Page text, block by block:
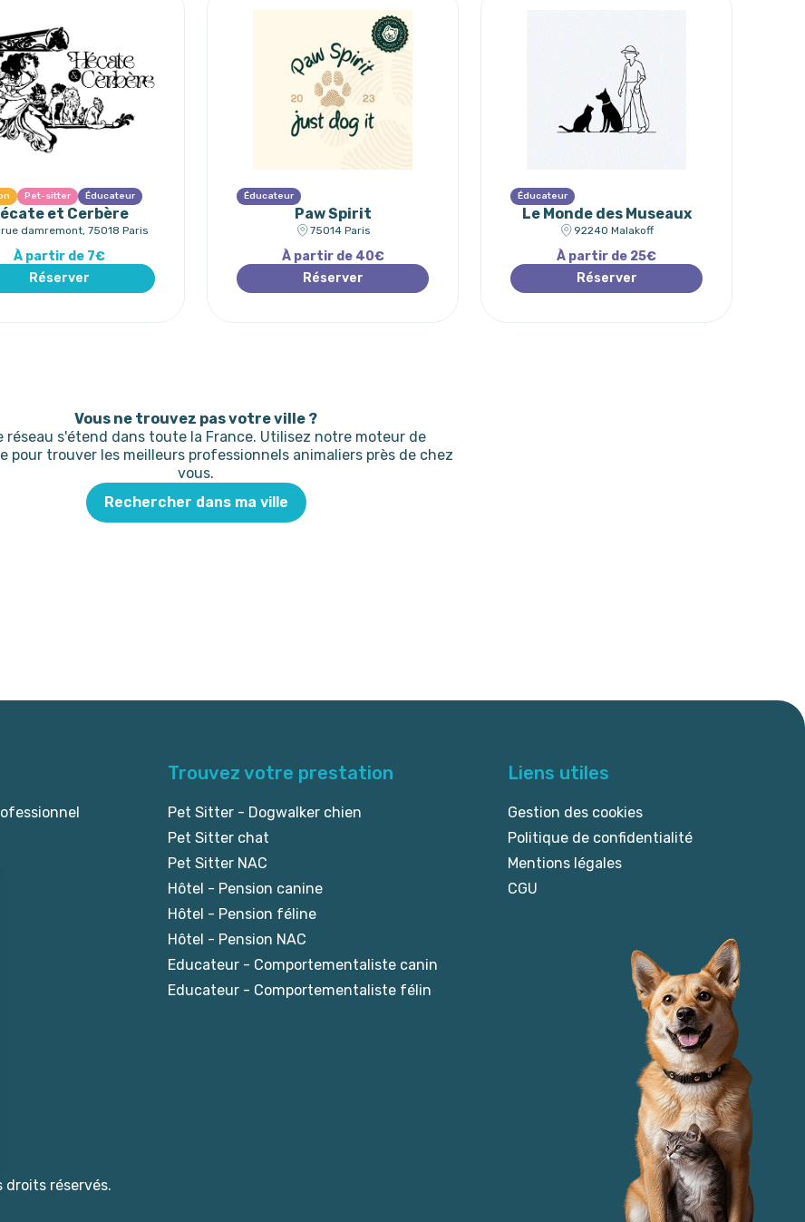
Pet-sitter Éducateur
et Cerbère
damremont, 75018 Paris
À partir de 7€
Réserver
Éducateur
Paw Spirit
75014 Paris
À partir de 40€
Réserver
Éducateur
Le Monde des Museaux
92240 Malakoff
À partir de 25€
Réserver
Vous ne trouvez pas votre ville ?
réseau s'étend dans toute la France. Utilisez notre moteur de
pour trouver les meilleurs professionnels animaliers près de chez
vous.
Rechercher dans ma ville
Trouvez votre prestation
Pet Sitter - Dogwalker chien
Pet Sitter chat
Pet Sitter NAC
Hôtel - Pension canine
Hôtel - Pension féline
Hôtel - Pension NAC
Educateur - Comportementaliste canin
Educateur - Comportementaliste félin
Liens utiles
Gestion des cookies
Politique de confidentialité
Mentions légales
CGU
droits réservés.